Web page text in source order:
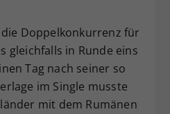
Doppelkonkurrenz für
gleichfalls in Runde eins
Tag nach seiner so
im Single musste
mit dem Rumänen